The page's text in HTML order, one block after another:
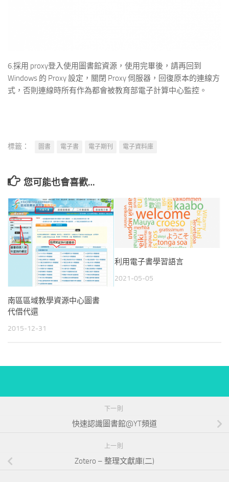
6.採用 proxy登入使用圖書館資源，使用完畢後，請再回到
Windows 的 Proxy 設定，關閉 Proxy 伺服器，回復原本的連線方
式，否則連線時所有作為都會被教育部電子計算中心監控。
標籤： 圖書 電子書 電子期刊 電子資料庫
您可能也會喜歡…
南區區域教學資源中心圖書
代借代還
2015-12-31
利用電子書學習語言
2021-05-05
下一則
快速認識圖書館@YT頻道
上一則
Zotero – 整理文獻庫(二)